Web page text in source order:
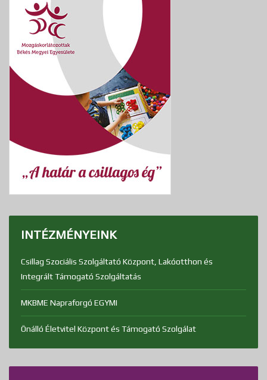
INTÉZMÉNYEINK
Csillag Szociális Szolgáltató Központ, Lakóotthon és
Integrált Támogató Szolgáltatás
MKBME Napraforgó EGYMI
Önálló Életvitel Központ és Támogató Szolgálat